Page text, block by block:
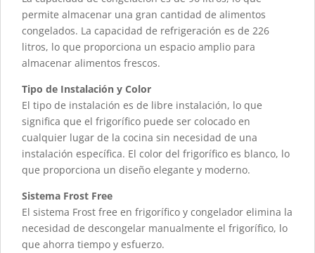
permite almacenar una gran cantidad de alimentos
congelados. La capacidad de refrigeración es de 226
litros, lo que proporciona un espacio amplio para
almacenar alimentos frescos.
Tipo de Instalación y Color
El tipo de instalación es de libre instalación, lo que
significa que el frigorífico puede ser colocado en
cualquier lugar de la cocina sin necesidad de una
instalación específica. El color del frigorífico es blanco, lo
que proporciona un diseño elegante y moderno.
Sistema Frost Free
El sistema Frost free en frigorífico y congelador elimina la
necesidad de descongelar manualmente el frigorífico, lo
que ahorra tiempo y esfuerzo.